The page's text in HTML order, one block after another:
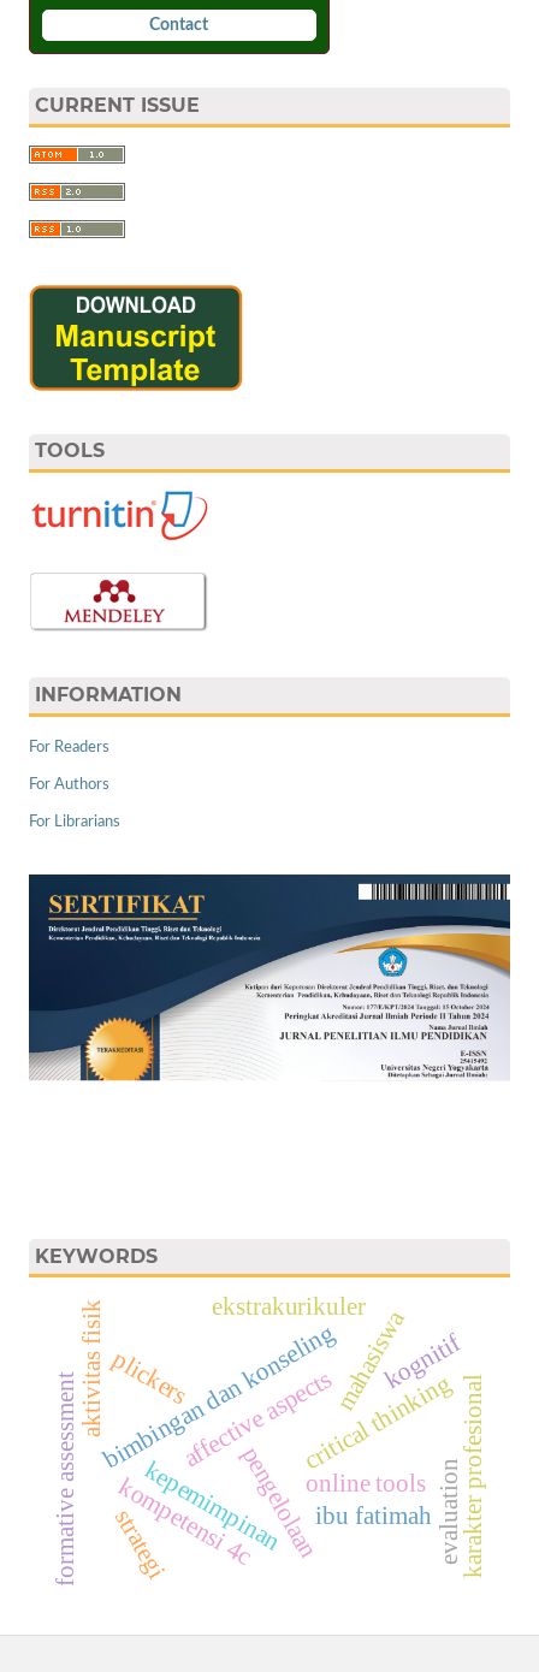
Contact
CURRENT ISSUE
TOOLS
INFORMATION
For Readers
For Authors
For Librarians
KEYWORDS
critical thinking
bimbingan dan konseling
pengelolaan
kepemimpinan online tools
affective aspects
plickers
formative assessment
mahasiswa
karakter profesional
ibu fatimah
kompetensi 4c
strategi
ekstrakurikuler
aktivitas fisik
evaluation
kognitif